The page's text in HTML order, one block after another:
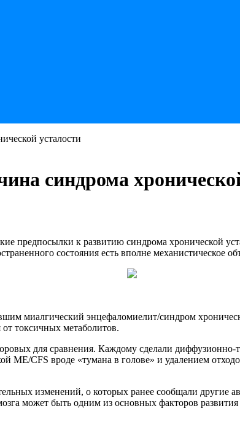
усталости
синдрома
предпосылки к развитию синдрома хронической
состояния есть вполне механистическое
миалгический энцефаломиелит/синдром
токсичных метаболитов.
для сравнения. Каждому сделали
ME/CFS вроде «тумана в голове» и удалением
изменений, о которых ранее сообщали другие
может быть одним из основных факторов